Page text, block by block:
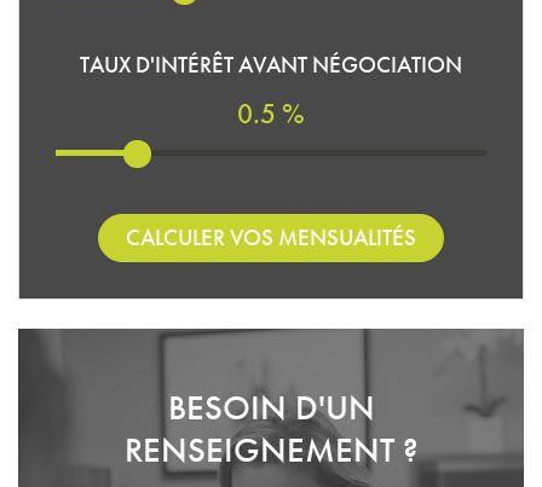
TAUX D'INTÉRÊT AVANT NÉGOCIATION
0.5 %
CALCULER VOS MENSUALITÉS
BESOIN D'UN
RENSEIGNEMENT ?